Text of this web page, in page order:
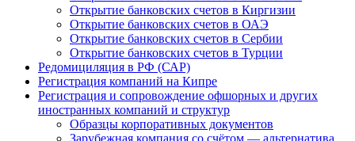
Открытие банковских счетов в Киргизии
Открытие банковских счетов в ОАЭ
Открытие банковских счетов в Сербии
Открытие банковских счетов в Турции
Редомициляция в РФ (САР)
Регистрация компаний на Кипре
Регистрация и сопровождение офшорных и других
иностранных компаний и структур
Образцы корпоративных документов
Зарубежная компания со счётом — альтернатива